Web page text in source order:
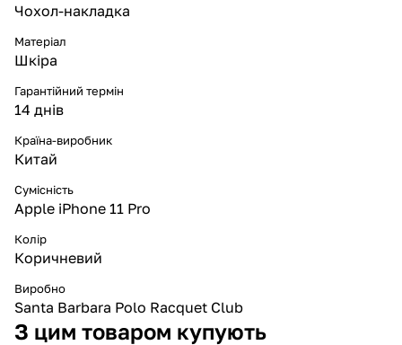
Чохол-накладка
Матеріал
Шкіра
Гарантійний термін
14 днів
Країна-виробник
Китай
Сумісність
Apple iPhone 11 Pro
Колір
Коричневий
Виробно
Santa Barbara Polo Racquet Club
З цим товаром купують